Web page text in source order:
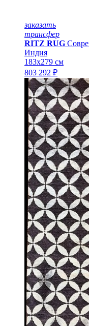
заказать
трансфер
RITZ RUG
Индия
183x279 см
803 292 ₽